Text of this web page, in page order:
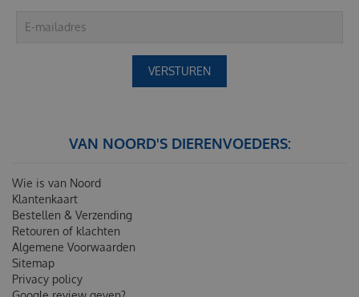
VAN NOORD'S DIERENVOEDERS:
Wie is van Noord
Klantenkaart
Bestellen & Verzending
Retouren of klachten
Algemene Voorwaarden
Sitemap
Privacy policy